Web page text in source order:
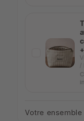
/
Votre